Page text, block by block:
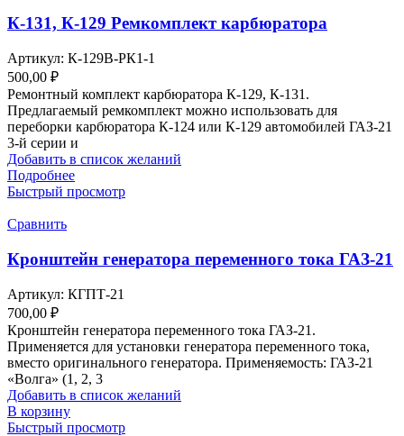
К-131, К-129 Ремкомплект карбюратора
Артикул: К-129В-РК1-1
500,00 ₽
Ремонтный комплект карбюратора К-129, К-131.
Предлагаемый ремкомплект можно использовать для
переборки карбюратора К-124 или К-129 автомобилей ГАЗ-21
3-й серии и
Добавить в список желаний
Подробнее
Быстрый просмотр
Сравнить
Кронштейн генератора переменного тока ГАЗ-21
Артикул: КГПТ-21
700,00 ₽
Кронштейн генератора переменного тока ГАЗ-21.
Применяется для установки генератора переменного тока,
вместо оригинального генератора. Применяемость: ГАЗ-21
«Волга» (1, 2, 3
Добавить в список желаний
В корзину
Быстрый просмотр